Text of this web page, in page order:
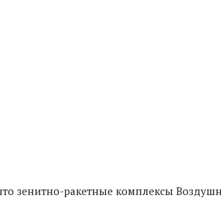
зенитно-ракетные комплексы